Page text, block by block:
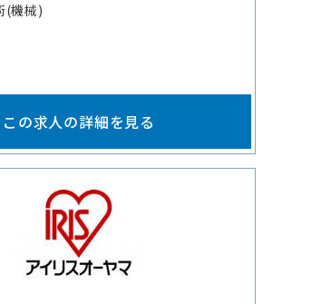
(機械)
この求人の詳細を見る